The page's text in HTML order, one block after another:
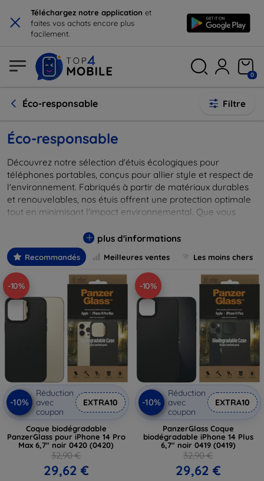
× Téléchargez notre application et
faites vos achats encore plus
facilement.
0
Éco-responsable Filtre
Éco-responsable
Découvrez notre sélection d'étuis écologiques pour
téléphones portables, conçus pour allier style et respect de
l'environnement. Fabriqués à partir de matériaux durables
et renouvelables, nos étuis offrent une protection optimale
tout en minimisant l'impact environnemental. Que vous
couleurs tendance, nos options variées satisferont toutes
vos préférences écologiques. En choisissant nos étuis, vous
contribuez à la préservation de notre planète, tout en
protégeant efficacement votre appareil. Parcourez notre
collection écoresponsable et faites un geste pour
l'environnement sans compromettre votre style!
plus d'informations
Recommandés Meilleures ventes Les moins chers
-10%
-10%
Réduction
avec
coupon
EXTRA10
Coque biodégradable
PanzerGlass pour iPhone 14 Pro
Max 6,7" noir 0420 (0420)
32,90 €
29,62 €
-10%
-10%
Réduction
avec
coupon
EXTRA10
PanzerGlass Coque
biodégradable iPhone 14 Plus
6,7" noir 0419 (0419)
32,90 €
29,62 €